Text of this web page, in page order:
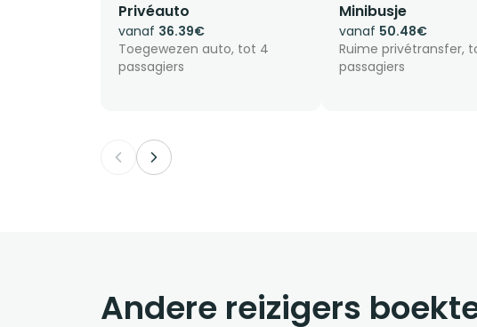
Privéauto
vanaf 36.39€
Toegewezen auto, tot 4
passagiers
Minibusje
vanaf 50.48€
Ruime privétransfer,
passagiers
Andere reizigers